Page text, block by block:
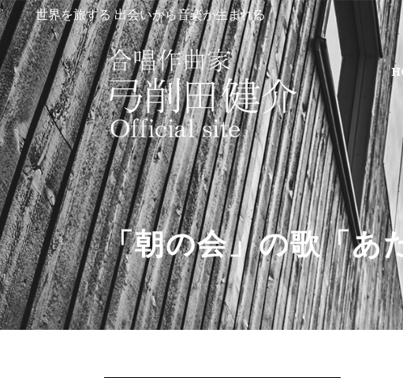
世界を旅する 出会いから音楽が生まれる
「朝の会」の歌「あ